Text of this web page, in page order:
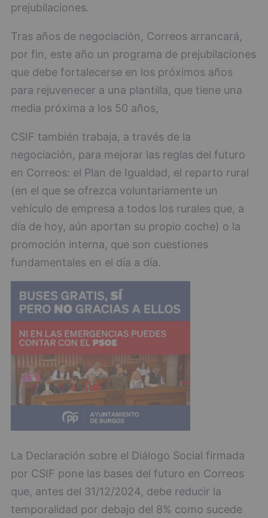
prejubilaciones.
Tras años de negociación, Correos arrancará,
por fin, este año un programa de prejubilaciones
que debe fortalecerse en los próximos años
para rejuvenecer a una plantilla, que tiene una
media próxima a los 50 años,
CSIF también trabaja, a través de la
negociación, para mejorar las reglas del futuro
en Correos: el Plan de Igualdad, el reparto rural
(en el que se ofrezca voluntariamente un
vehículo de empresa a todos los rurales que, a
día de hoy, aún aportan su propio coche) o la
promoción interna, que son cuestiones
fundamentales en el día a día.
La Declaración sobre el Diálogo Social firmada
por CSIF pone las bases del futuro en Correos
que, antes del 31/12/2024, debe reducir la
temporalidad por debajo del 8% como sucede